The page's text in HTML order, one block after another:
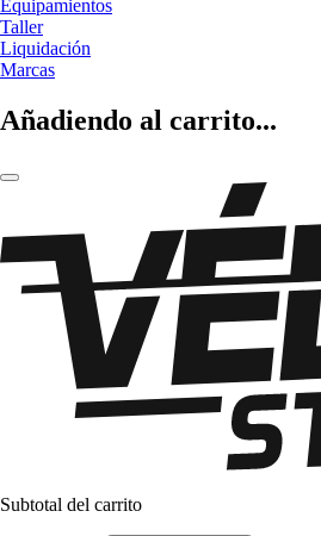
Equipamientos
Taller
Liquidación
Marcas
Añadiendo al carrito...
Subtotal del carrito